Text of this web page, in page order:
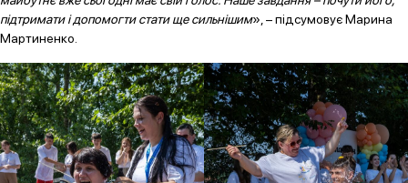
підтримати і допомогти стати ще сильнішим», – підсумовує Марина
Мартиненко.